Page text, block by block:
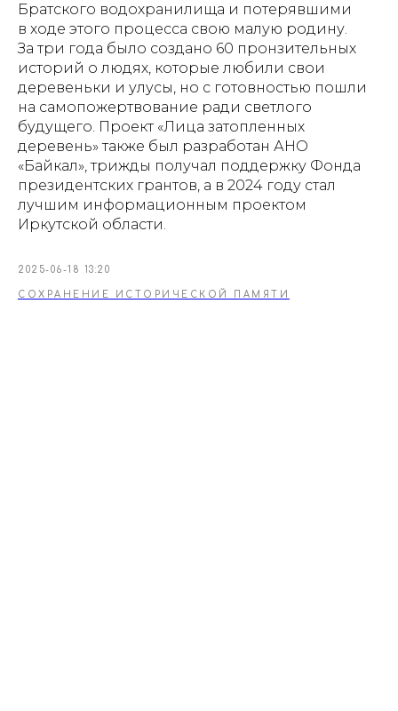
Братского водохранилища и потерявшими
в ходе этого процесса свою малую родину.
За три года было создано 60 пронзительных
историй о людях, которые любили свои
деревеньки и улусы, но с готовностью пошли
на самопожертвование ради светлого
будущего. Проект «Лица затопленных
деревень» также был разработан АНО
«Байкал», трижды получал поддержку Фонда
президентских грантов, а в 2024 году стал
лучшим информационным проектом
Иркутской области.
2025-06-18 13:20
СОХРАНЕНИЕ ИСТОРИЧЕСКОЙ ПАМЯТИ